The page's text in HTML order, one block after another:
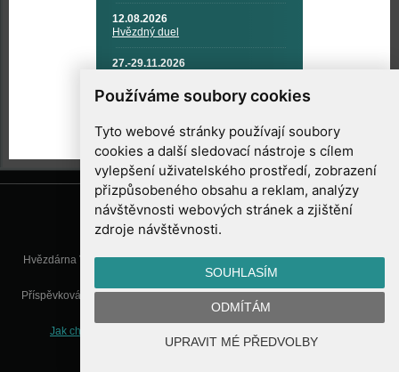
Používáme soubory cookies
Tyto webové stránky používají soubory
cookies a další sledovací nástroje s cílem
vylepšení uživatelského prostředí, zobrazení
přizpůsobeného obsahu a reklam, analýzy
návštěvnosti webových stránek a zjištění
zdroje návštěvnosti.
SOUHLASÍM
ODMÍTÁM
UPRAVIT MÉ PŘEDVOLBY
12.08.2026
Hvězdný duel
27.-29.11.2026
TECHNIKA A KOSMICKÉ
TECHNOLOGIE
Hvězdárna Valašské Meziříčí, příspěvková organizace, Vsetínská 78, 757
01 Valašské Meziříčí
Příspěvková organizace Zlínského kraje. Telefon:571 611 928, Mobil:777
info@astrovm.cz
Jak chráníme Vaše osobní údaje
WebConsult.cz